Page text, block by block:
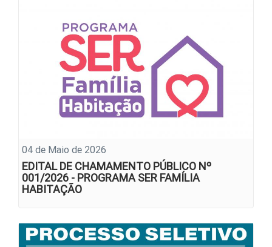
04 de Maio de 2026
EDITAL DE CHAMAMENTO PÚBLICO Nº
001/2026 - PROGRAMA SER FAMÍLIA
HABITAÇÃO